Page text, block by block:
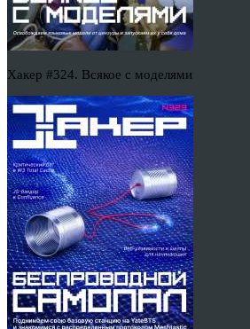
Хакер #324. Всякое с моделями